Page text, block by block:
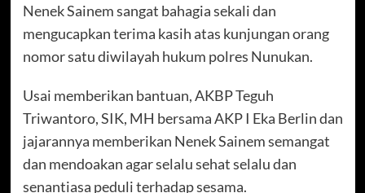
Nenek Sainem sangat bahagia sekali dan
mengucapkan terima kasih atas kunjungan orang
nomor satu diwilayah hukum polres Nunukan.
Usai memberikan bantuan, AKBP Teguh
Triwantoro, SIK, MH bersama AKP I Eka Berlin dan
jajarannya memberikan Nenek Sainem semangat
dan mendoakan agar selalu sehat selalu dan
senantiasa peduli terhadap sesama.